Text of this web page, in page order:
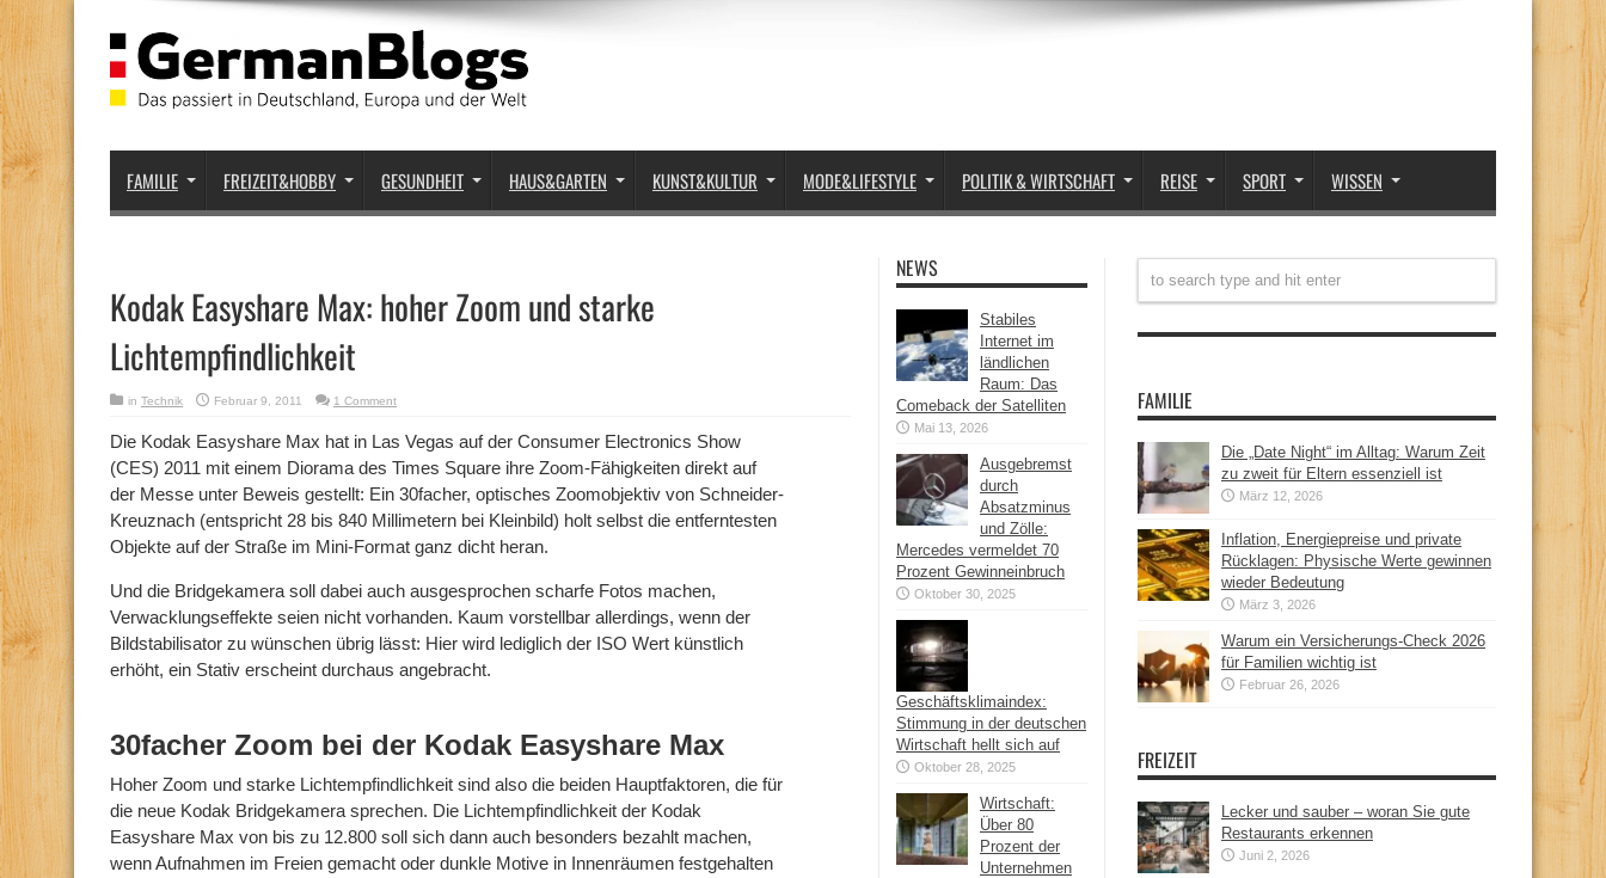
FAMILIE FREIZEIT&HOBBY GESUNDHEIT HAUS&GARTEN KUNST&KULTUR MODE&LIFESTYLE POLITIK & WIRTSCHAFT REISE SPORT WISSEN
Kodak Easyshare Max: hoher Zoom und starke
Lichtempfindlichkeit
in Technik Februar 9, 2011 1 Comment
Die Kodak Easyshare Max hat in Las Vegas auf der Consumer Electronics Show
(CES) 2011 mit einem Diorama des Times Square ihre Zoom-Fähigkeiten direkt auf
der Messe unter Beweis gestellt: Ein 30facher, optisches Zoomobjektiv von Schneider-
Kreuznach (entspricht 28 bis 840 Millimetern bei Kleinbild) holt selbst die entferntesten
Objekte auf der Straße im Mini-Format ganz dicht heran.
Und die Bridgekamera soll dabei auch ausgesprochen scharfe Fotos machen,
Verwacklungseffekte seien nicht vorhanden. Kaum vorstellbar allerdings, wenn der
Bildstabilisator zu wünschen übrig lässt: Hier wird lediglich der ISO Wert künstlich
erhöht, ein Stativ erscheint durchaus angebracht.
30facher Zoom bei der Kodak Easyshare Max
Hoher Zoom und starke Lichtempfindlichkeit sind also die beiden Hauptfaktoren, die für
die neue Kodak Bridgekamera sprechen. Die Lichtempfindlichkeit der Kodak
Easyshare Max von bis zu 12.800 soll sich dann auch besonders bezahlt machen,
wenn Aufnahmen im Freien gemacht oder dunkle Motive in Innenräumen festgehalten
NEWS
Stabiles
Internet im
ländlichen
Raum: Das
Comeback der Satelliten
Mai 13, 2026
Ausgebremst
durch
Absatzminus
und Zölle:
Mercedes vermeldet 70
Prozent Gewinneinbruch
Oktober 30, 2025
Geschäftsklimaindex:
Stimmung in der deutschen
Wirtschaft hellt sich auf
Oktober 28, 2025
Wirtschaft:
Über 80
Prozent der
Unternehmen
FAMILIE
Die „Date Night“ im Alltag: Warum Zeit
zu zweit für Eltern essenziell ist
März 12, 2026
Inflation, Energiepreise und private
Rücklagen: Physische Werte gewinnen
wieder Bedeutung
März 3, 2026
Warum ein Versicherungs-Check 2026
für Familien wichtig ist
Februar 26, 2026
FREIZEIT
Lecker und sauber – woran Sie gute
Restaurants erkennen
Juni 2, 2026